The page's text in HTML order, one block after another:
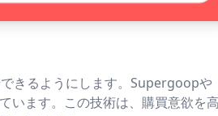
きるようにします。Supergoopや
います。この技術は、購買意欲を